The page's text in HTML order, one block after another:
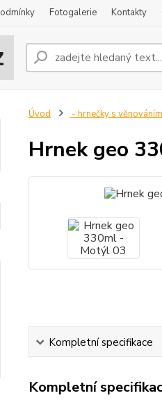
Fotogalerie Kontakty
Úvod - hrnečky s věnováním
Hrnek geo
Kompletní specifikace
Kompletní